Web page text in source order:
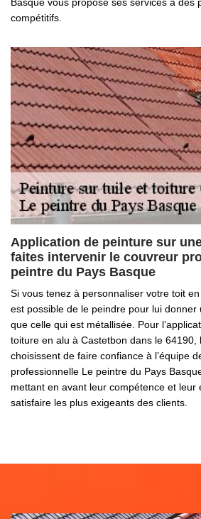
compétitifs.
Application de peinture sur
faites intervenir le couvreur
peintre du Pays Basque
Si vous tenez à personnaliser votre toit
est possible de le peindre pour lui
que celle qui est métallisée. Pour
toiture en alu à Castetbon dans le 64190,
choisissent de faire confiance à l’équipe
professionnelle Le peintre du Pays
mettant en avant leur compétence et leur
satisfaire les plus exigeants des clients.